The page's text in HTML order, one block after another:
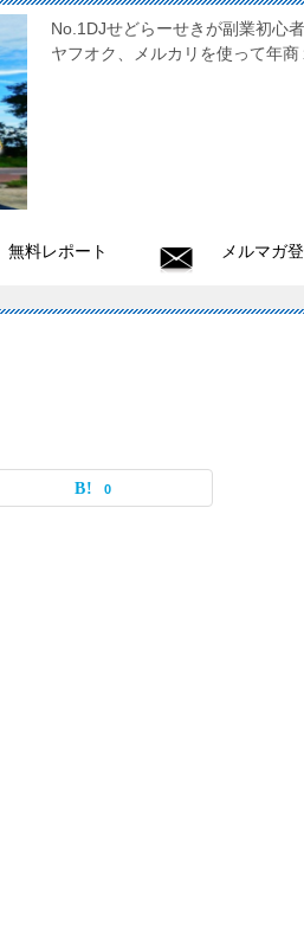
No.1DJせどらーせきが副業初
ヤフオク、メルカリを使って年
無料レポート メルマガ
0